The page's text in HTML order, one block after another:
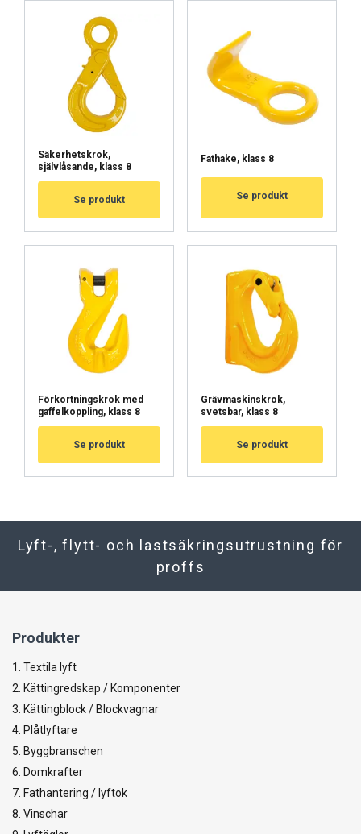
Säkerhetskrok,
självlåsande, klass 8
Se produkt
Fathake, klass 8
Se produkt
Förkortningskrok med
gaffelkoppling, klass 8
Se produkt
Grävmaskinskrok,
svetsbar, klass 8
Se produkt
Lyft-, flytt- och lastsäkringsutrustning för
proffs
Produkter
1. Textila lyft
2. Kättingredskap / Komponenter
3. Kättingblock / Blockvagnar
4. Plåtlyftare
5. Byggbranschen
6. Domkrafter
7. Fathantering / lyftok
8. Vinschar
NÄYTÄ TIEDOT